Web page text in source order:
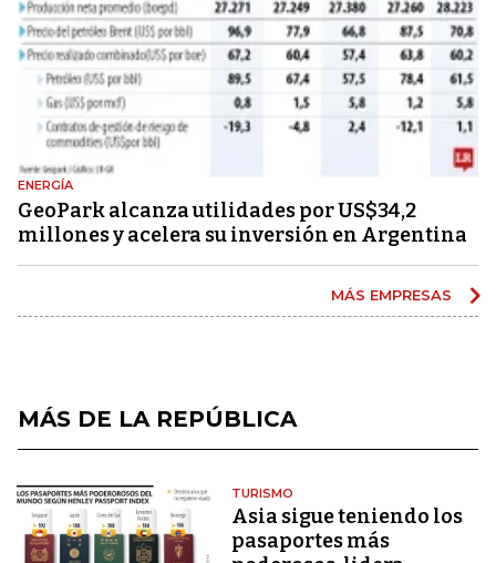
ENERGÍA
GeoPark alcanza utilidades por US$34,2
millones y acelera su inversión en Argentina
MÁS EMPRESAS
MÁS DE LA REPÚBLICA
TURISMO
Asia sigue teniendo los
pasaportes más